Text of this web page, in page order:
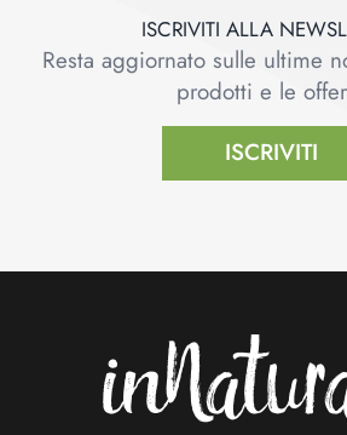
ISCRIVITI ALLA
Resta aggiornato sulle ultime
prodotti e le
ISCRIVITI